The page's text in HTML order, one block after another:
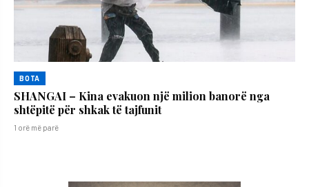
BOTA
SHANGAI – Kina evakuon një milion banorë nga
shtëpitë për shkak të tajfunit
1 orë më parë